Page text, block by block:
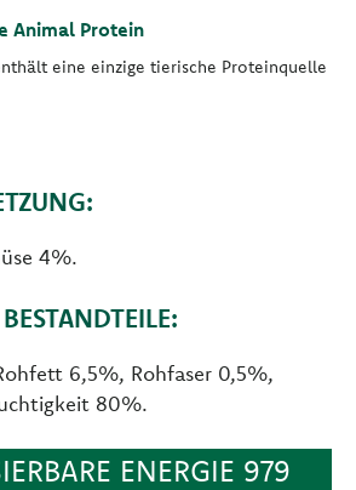
Animal Protein
eine einzige tierische Proteinquelle
4%.
6,5%, Rohfaser 0,5%,
80%.
ENERGIE 979